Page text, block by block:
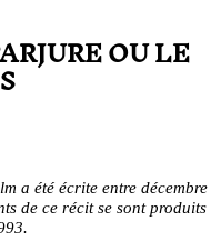
OU LE
a été écrite entre décembre
de ce récit se sont produits